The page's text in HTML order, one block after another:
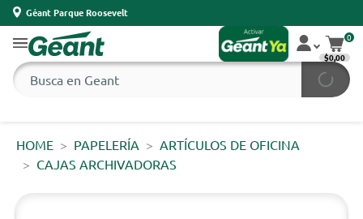
Géant Parque Roosevelt
0
$0,00
HOME PAPELERÍA
ARTÍCULOS DE OFICINA
CAJAS ARCHIVADORAS